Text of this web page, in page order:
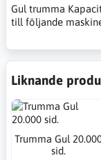
Gul trumma
till följande
Liknande
Trumma Gul
sid.